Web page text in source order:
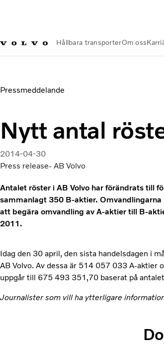
Hållbara transporterOm oss
Pressmeddelande
Nytt antal
2014-04-30
Press release- AB Volvo
Antalet röster i AB Volvo har förändrats till
sammanlagt 350 B-aktier.
att begära omvandling av A-aktier till B-
2011.
Idag den 30 april, den sista handelsdagen i
AB Volvo. Av dessa är 514 057 033 A-
uppgår till 675 493 351,70 baserat på
Journalister som vill ha ytterligare